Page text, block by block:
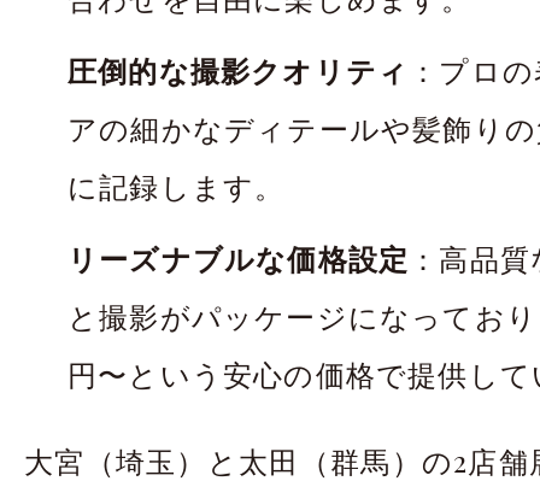
圧倒的な撮影クオリティ ：プロ
アの細かなディテールや髪飾り
に記録します。
リーズナブルな価格設定 ：高品
と撮影がパッケージになってお
円〜という安心の価格で提供し
大宮（埼玉）と太田（群馬）の2店